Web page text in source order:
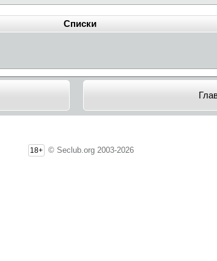
Списки
18+ © Seclub.org 2003-2026